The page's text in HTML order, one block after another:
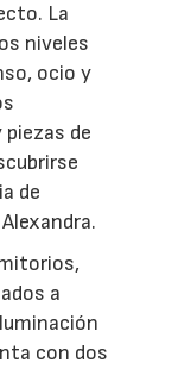
La
niveles
ocio y
de
de
a
con dos